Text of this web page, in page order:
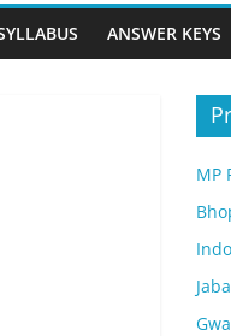
ANSWER KEYS
MP